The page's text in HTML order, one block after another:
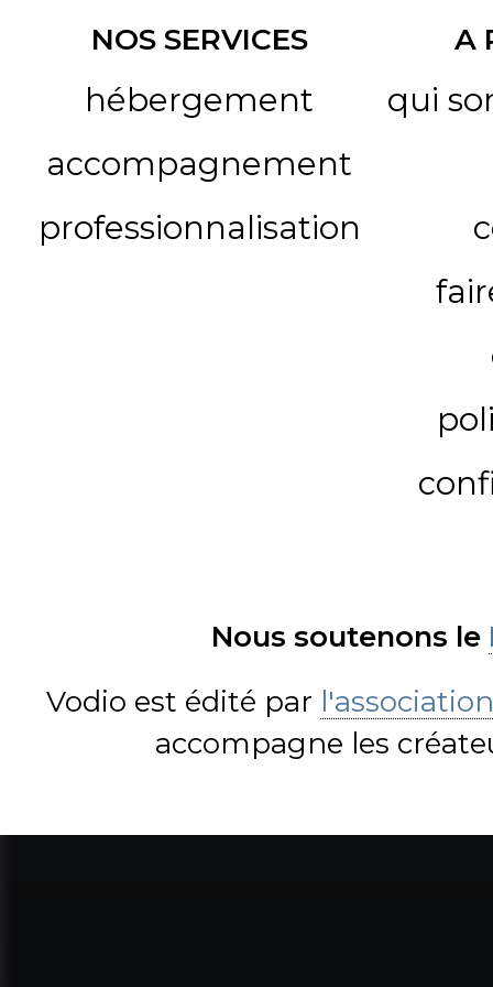
NOS SERVICES
hébergement
accompagnement
professionnalisation
A
qui